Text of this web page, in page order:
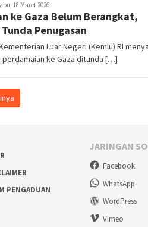
18 Maret 2026
ke Gaza Belum Berangkat,
Penugasan
Luar Negeri (Kemlu) RI
perdamaian ke Gaza ditunda […]
PENGADUAN
JARINGAN
Facebook
WhatsApp
WordPress
Vimeo